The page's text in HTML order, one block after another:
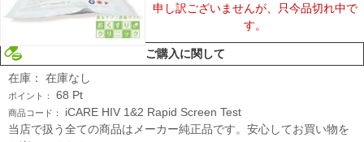
申し訳ございませんが、只今品切れ中で
す。
ご購入に関して
在庫： 在庫なし
ポイント： 68 Pt
商品コード：
iCARE HIV 1&2 Rapid Screen Test
当店で扱う全ての商品はメーカー純正品です。安心してお買い物を